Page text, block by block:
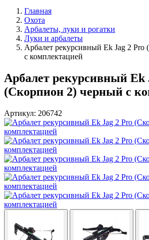
Главная
Охота
Арбалеты, луки и рогатки
Луки и арбалеты
Арбалет рекурсивный Ek Jag 2
с комплектацией
Арбалет рекурсивный Ek
(Скорпион 2) черный с
Артикул: 206742